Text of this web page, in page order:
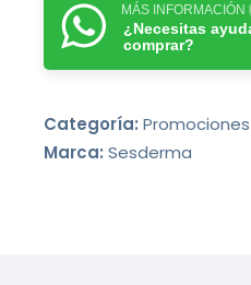
MÁS INFORMACIÓN
¿Necesitas
comprar?
Categoría:Promociones
Marca:Sesderma